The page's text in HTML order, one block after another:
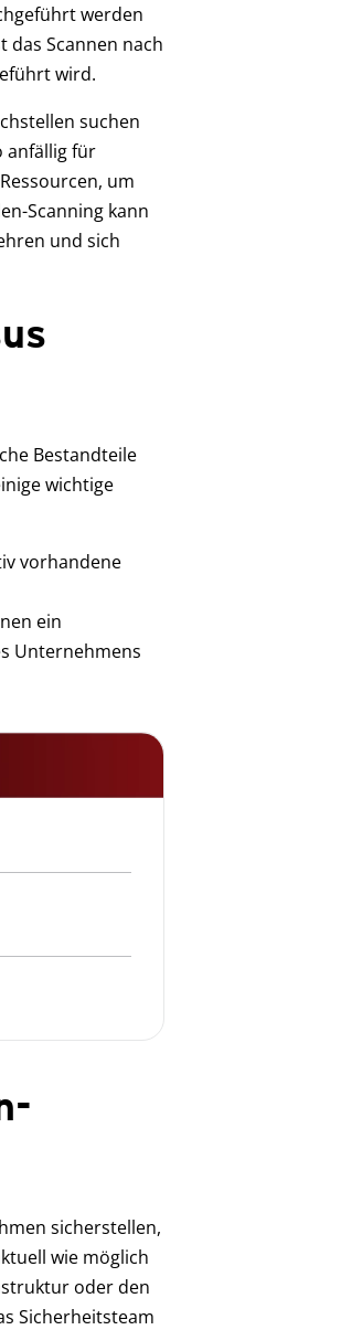
werden
das Scannen nach
wird.
suchen
anfällig für
um
Scanning kann
und sich
Bestandteile
wichtige
vorhandene
ein
Unternehmens
sicherstellen,
wie möglich
oder den
Sicherheitsteam